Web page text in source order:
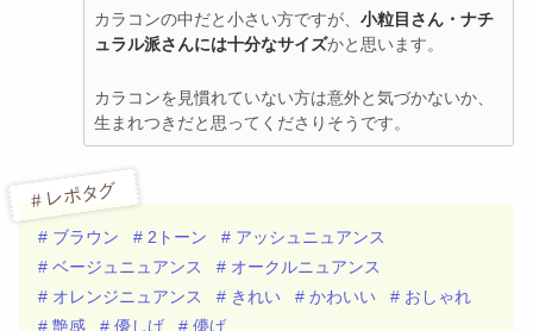
カラコンの中だと小さい方ですが、 小粒目さん・ナチ
ュラル派さんには十分なサイズかと思います。
カラコンを見慣れていない方は意外と気づかないか、
生まれつきだと思ってくださりそうです。
# レポタグ
# ブラウン # 2トーン
# アッシュニュアンス
# ベージュニュアンス
# オークルニュアンス
# オレンジニュアンス
# きれい # かわいい
# おしゃれ
# 艶感
# 優しげ # 儚げ